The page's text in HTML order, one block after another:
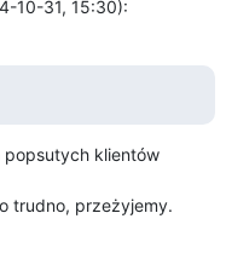
10-31, 15:30):
popsutych klientów
trudno, przeżyjemy.